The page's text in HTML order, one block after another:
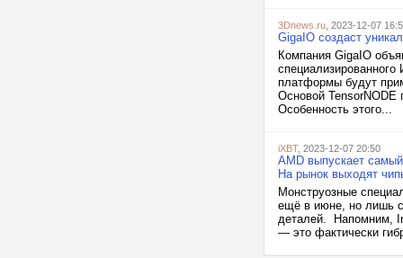
3Dnews.ru , 2023-12-07
GigaIO создаст
Компания GigaIO
платформы будут
Основой TensorNODE
Особенность этого...
iXBT, 2023-12-07 20:50
AMD выпускает
На рынок выходят
Монструозные
ещё в июне, но лишь
деталей. Напомним,
— это фактически